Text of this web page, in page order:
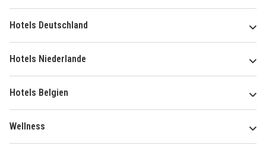
Hotels Deutschland
Hotels Niederlande
Hotels Belgien
Wellness